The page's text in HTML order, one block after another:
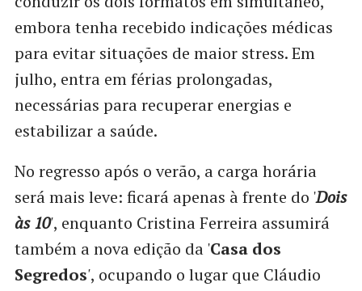
embora tenha recebido indicações médicas
para evitar situações de maior stress. Em
julho, entra em férias prolongadas,
necessárias para recuperar energias e
estabilizar a saúde.
No regresso após o verão, a carga horária
será mais leve: ficará apenas à frente do 'Dois
às 10', enquanto Cristina Ferreira assumirá
também a nova edição da 'Casa dos
Segredos', ocupando o lugar que Cláudio